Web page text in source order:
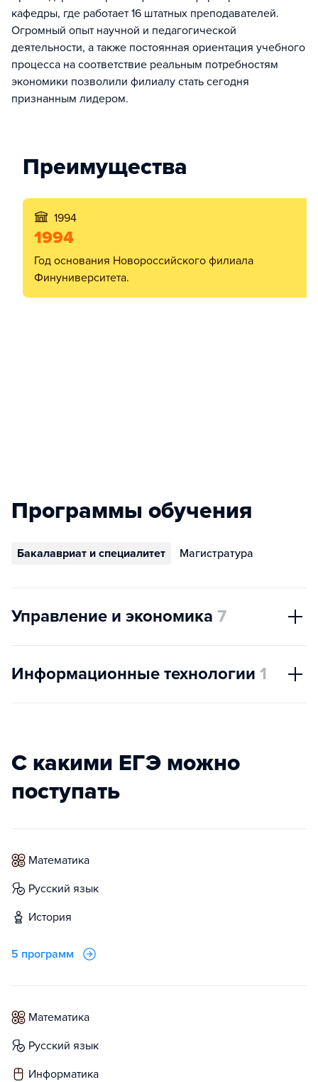
кафедры, где работает 16 штатных преподавателей.
Огромный опыт научной и педагогической
деятельности, а также постоянная ориентация учебного
процесса на соотве​тствие реальным потребностям
экономики позвол​или филиалу стать сегодня
признанным лидером.
Преимущества
1994
1994
год основания Новороссийского филиала
Финуниверситета.
Программы обучения
Бакалавриат и специалитет Магистратура
Управление и экономика 7
Информационные технологии 1
С какими ЕГЭ можно
поступать
математика
русский язык
история
5 программ
математика
русский язык
информатика